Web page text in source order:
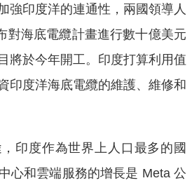
強印度洋的連通性，兩國領導人
對海底電纜計畫進行數十億美元
將於今年開工。印度打算利用值
印度洋海底電纜的維護、維修和
印度作為世界上人口最多的國
心和雲端服務的增長是 Meta 公